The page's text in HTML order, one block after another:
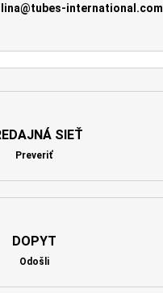
international.com
SIEŤ
Preveriť
DOPYT
Odošli